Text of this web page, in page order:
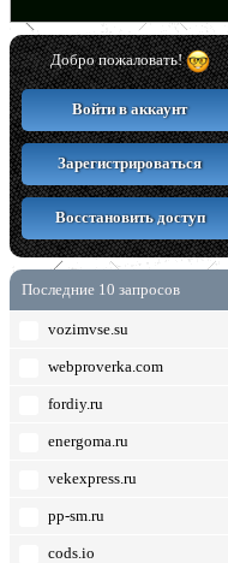
Добро пожаловать!
Войти в аккаунт
Зарегистрироваться
Восстановить доступ
Последние 10 запросов
vozimvse.su
webproverka.com
fordiy.ru
energoma.ru
vekexpress.ru
pp-sm.ru
cods.io